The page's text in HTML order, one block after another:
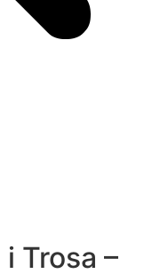
Trosa –